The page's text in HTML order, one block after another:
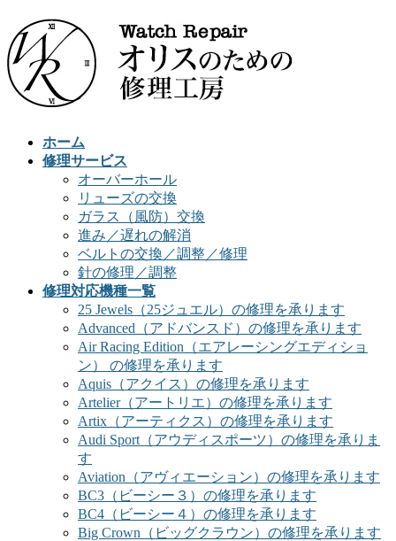
ホーム
修理サービス
オーバーホール
リューズの交換
ガラス（風防）交換
進み／遅れの解消
ベルトの交換／調整／修理
針の修理／調整
修理対応機種一覧
25 Jewels（25ジュエル）の修理を承ります
Advanced（アドバンスド）の修理を承ります
Air Racing Edition（エアレーシングエディショ
ン） の修理を承ります
Aquis（アクイス）の修理を承ります
Artelier（アートリエ）の修理を承ります
Artix（アーティクス）の修理を承ります
Audi Sport（アウディスポーツ）の修理を承りま
す
Aviation（アヴィエーション）の修理を承ります
BC3（ビーシー３）の修理を承ります
BC4（ビーシー４）の修理を承ります
Big Crown（ビッグクラウン）の修理を承ります